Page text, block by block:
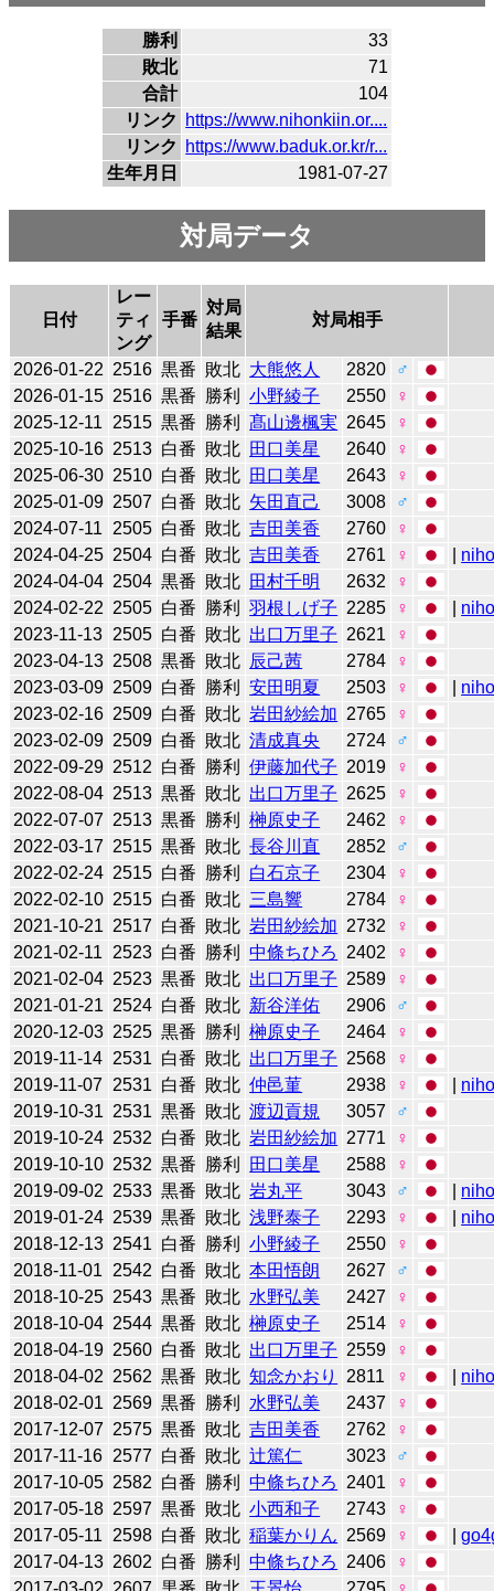
勝利
33
敗北
71
合計
104
リンク
https://www.nihonkiin.or....
リンク
https://www.baduk.or.kr/r...
生年月日
1981-07-27
対局データ
日付
レー
ティ
ング
手番
対局
結果
対局相手
2026-01-22 2516 黒番 敗北 大熊悠人 2820
♂
2026-01-15 2516 黒番 勝利 小野綾子 2550
♀
2025-12-11
2515 黒番 勝利 髙山邊楓実 2645
♀
2025-10-16 2513 白番 敗北 田口美星 2640
♀
2025-06-30 2510 白番 敗北 田口美星 2643
♀
2025-01-09 2507 白番 敗北 矢田直己 3008
♂
2024-07-11
2505 白番 敗北 吉田美香 2760
♀
2024-04-25 2504 白番 敗北 吉田美香 2761 ♀
2024-04-04 2504 黒番 敗北 田村千明 2632
♀
2024-02-22 2505 白番 勝利 羽根しげ子 2285 ♀
2023-11-13 2505 白番 敗北 出口万里子 2621
♀
2023-04-13 2508 黒番 敗北 辰己茜 2784
♀
2023-03-09 2509 白番 勝利 安田明夏 2503 ♀
2023-02-16 2509 白番 敗北 岩田紗絵加 2765
♀
2023-02-09 2509 白番 敗北 清成真央 2724
♂
2022-09-29 2512 白番 勝利 伊藤加代子 2019
♀
2022-08-04 2513 黒番 敗北 出口万里子 2625
♀
2022-07-07 2513 黒番 勝利 榊原史子 2462
♀
2022-03-17 2515 黒番 敗北 長谷川直 2852
♂
2022-02-24 2515 白番 勝利 白石京子 2304
♀
2022-02-10 2515 白番 敗北 三島響 2784
♀
2021-10-21 2517 白番 敗北 岩田紗絵加 2732
♀
2021-02-11
2523 白番 勝利 中條ちひろ 2402
♀
2021-02-04 2523 黒番 敗北 出口万里子 2589
♀
2021-01-21 2524 白番 敗北 新谷洋佑 2906
♂
2020-12-03 2525 黒番 勝利 榊原史子 2464
♀
2019-11-14 2531 白番 敗北 出口万里子 2568
♀
2019-11-07
2531 白番 敗北 仲邑菫 2938 ♀
2019-10-31 2531 黒番 敗北 渡辺貢規 3057
♂
2019-10-24 2532 白番 敗北 岩田紗絵加 2771
♀
2019-10-10 2532 黒番 勝利 田口美星 2588
♀
2019-09-02 2533 黒番 敗北 岩丸平 3043 ♂
2019-01-24 2539 黒番 敗北 浅野泰子 2293 ♀
2018-12-13 2541 白番 勝利 小野綾子 2550
♀
2018-11-01
2542 白番 敗北 本田悟朗 2627
♂
2018-10-25 2543 黒番 敗北 水野弘美 2427
♀
2018-10-04 2544 黒番 敗北 榊原史子 2514
♀
2018-04-19 2560 白番 敗北 出口万里子 2559
♀
2018-04-02 2562 黒番 敗北 知念かおり 2811 ♀
2018-02-01 2569 黒番 勝利 水野弘美 2437
♀
2017-12-07 2575 黒番 敗北 吉田美香 2762
♀
2017-11-16 2577 白番 敗北 辻󠄀篤仁 3023
♂
2017-10-05 2582 白番 勝利 中條ちひろ 2401
♀
2017-05-18 2597 黒番 敗北 小西和子 2743
♀
2017-05-11
2598 白番 敗北 稲葉かりん 2569 ♀ |
2017-04-13 2602 白番 勝利 中條ちひろ 2406
♀